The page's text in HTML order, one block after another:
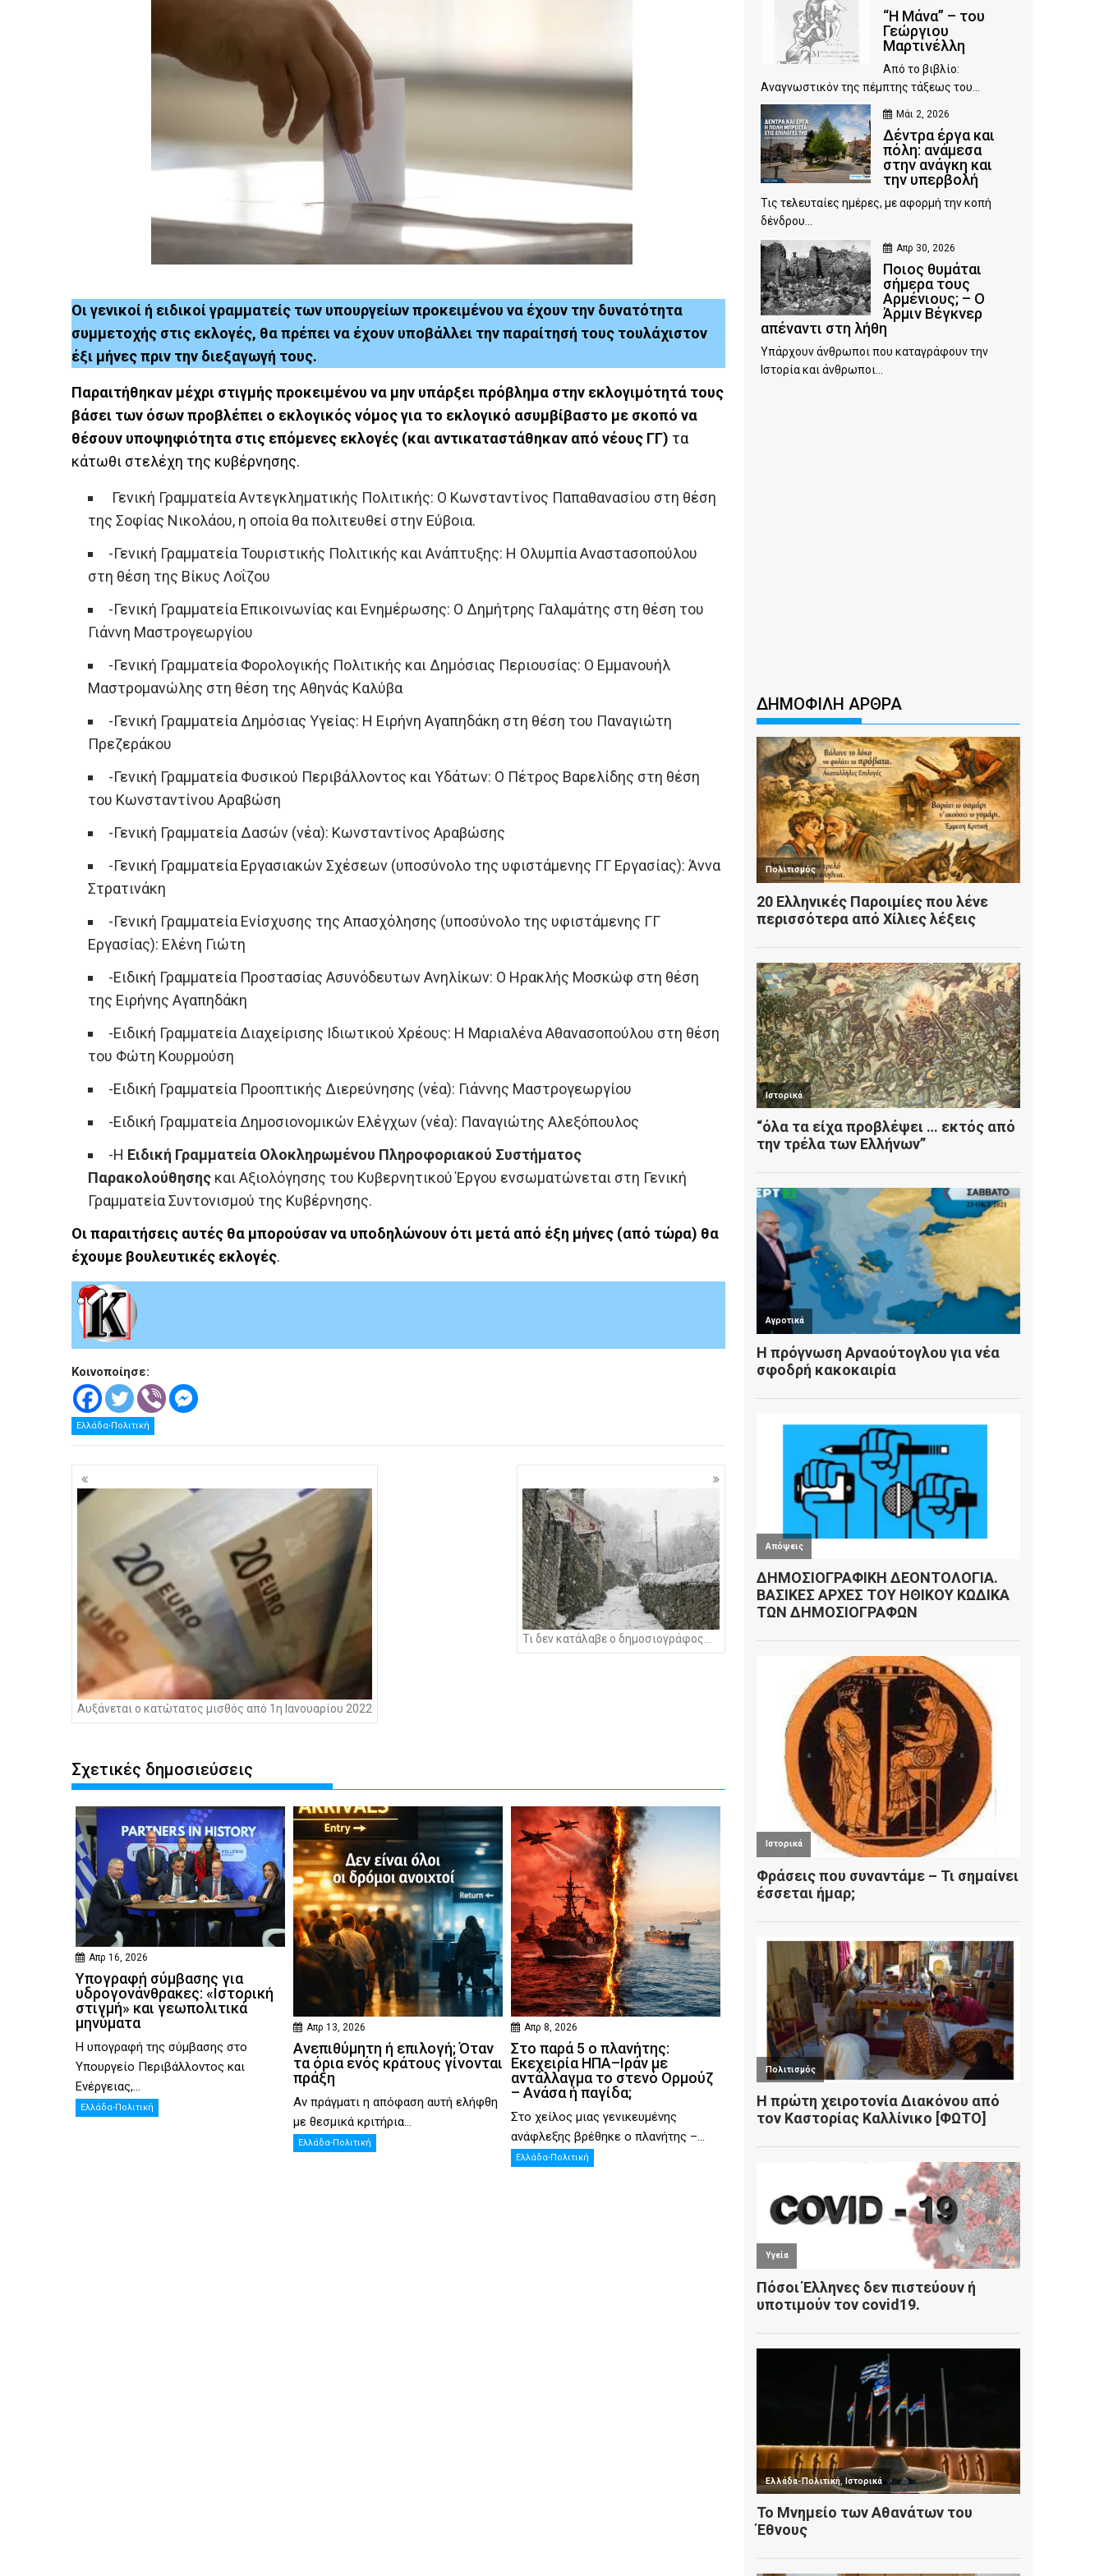
Οι γενικοί ή ειδικοί γραμματείς των υπουργείων προκειμένου να έχουν την δυνατότητα
συμμετοχής στις εκλογές, θα πρέπει να έχουν υποβάλλει την παραίτησή τους τουλάχιστον
έξι μήνες πριν την διεξαγωγή τους.
Παραιτήθηκαν μέχρι στιγμής προκειμένου να μην υπάρξει πρόβλημα στην εκλογιμότητά τους
βάσει των όσων προβλέπει ο εκλογικός νόμος για το εκλογικό ασυμβίβαστο με σκοπό να
θέσουν υποψηφιότητα στις επόμενες εκλογές (και αντικαταστάθηκαν από νέους ΓΓ) τα
κάτωθι στελέχη της κυβέρνησης.
Γενική Γραμματεία Αντεγκληματικής Πολιτικής: Ο Κωνσταντίνος Παπαθανασίου στη θέση
της Σοφίας Νικολάου, η οποία θα πολιτευθεί στην Εύβοια.
-Γενική Γραμματεία Τουριστικής Πολιτικής και Ανάπτυξης: Η Ολυμπία Αναστασοπούλου
στη θέση της Βίκυς Λοΐζου
-Γενική Γραμματεία Επικοινωνίας και Ενημέρωσης: Ο Δημήτρης Γαλαμάτης στη θέση του
Γιάννη Μαστρογεωργίου
-Γενική Γραμματεία Φορολογικής Πολιτικής και Δημόσιας Περιουσίας: Ο Εμμανουήλ
Μαστρομανώλης στη θέση της Αθηνάς Καλύβα
-Γενική Γραμματεία Δημόσιας Υγείας: Η Ειρήνη Αγαπηδάκη στη θέση του Παναγιώτη
Πρεζεράκου
-Γενική Γραμματεία Φυσικού Περιβάλλοντος και Υδάτων: Ο Πέτρος Βαρελίδης στη θέση
του Κωνσταντίνου Αραβώση
-Γενική Γραμματεία Δασών (νέα): Κωνσταντίνος Αραβώσης
-Γενική Γραμματεία Εργασιακών Σχέσεων (υποσύνολο της υφιστάμενης ΓΓ Εργασίας): Άννα
Στρατινάκη
-Γενική Γραμματεία Ενίσχυσης της Απασχόλησης (υποσύνολο της υφιστάμενης ΓΓ
Εργασίας): Ελένη Γιώτη
-Ειδική Γραμματεία Προστασίας Ασυνόδευτων Ανηλίκων: Ο Ηρακλής Μοσκώφ στη θέση
της Ειρήνης Αγαπηδάκη
-Ειδική Γραμματεία Διαχείρισης Ιδιωτικού Χρέους: Η Μαριαλένα Αθανασοπούλου στη θέση
του Φώτη Κουρμούση
-Ειδική Γραμματεία Προοπτικής Διερεύνησης (νέα): Γιάννης Μαστρογεωργίου
-Ειδική Γραμματεία Δημοσιονομικών Ελέγχων (νέα): Παναγιώτης Αλεξόπουλος
-Η Ειδική Γραμματεία Ολοκληρωμένου Πληροφοριακού Συστήματος
Παρακολούθησης και Αξιολόγησης του Κυβερνητικού Έργου ενσωματώνεται στη Γενική
Γραμματεία Συντονισμού της Κυβέρνησης.
Οι παραιτήσεις αυτές θα μπορούσαν να υποδηλώνουν ότι μετά από έξη μήνες (από τώρα) θα
έχουμε βουλευτικές εκλογές.
Κοινοποίησε:
Ελλάδα-Πολιτική
Πλοήγηση
άρθρων
Αυξάνεται ο κατώτατος μισθός από 1η Ιανουαρίου 2022
Τι δεν κατάλαβε ο δημοσιογράφος…
Σχετικές δημοσιεύσεις
Απρ 16, 2026
Υπογραφή σύμβασης για
υδρογονάνθρακες: «Ιστορική
στιγμή» και γεωπολιτικά
μηνύματα
Η υπογραφή της σύμβασης στο
Υπουργείο Περιβάλλοντος και
Ενέργειας,...
Ελλάδα-Πολιτική
Απρ 13, 2026
Ανεπιθύμητη ή επιλογή; Όταν
τα όρια ενός κράτους γίνονται
πράξη
Αν πράγματι η απόφαση αυτή ελήφθη
με θεσμικά κριτήρια...
Ελλάδα-Πολιτική
Απρ 8, 2026
Στο παρά 5 ο πλανήτης:
Εκεχειρία ΗΠΑ–Ιράν με
αντάλλαγμα το στενό Ορμούζ
– Ανάσα ή παγίδα;
Στο χείλος μιας γενικευμένης
ανάφλεξης βρέθηκε ο πλανήτης –...
Ελλάδα-Πολιτική
“Η Μάνα” – του
Γεώργιου
Μαρτινέλλη
Από το βιβλίο:
Αναγνωστικόν της πέμπτης τάξεως του...
Μάι 2, 2026
Δέντρα έργα και
πόλη: ανάμεσα
στην ανάγκη και
την υπερβολή
Τις τελευταίες ημέρες, με αφορμή την κοπή
δένδρου...
Απρ 30, 2026
Ποιος θυμάται
σήμερα τους
Αρμένιους; – Ο
Άρμιν Βέγκνερ
απέναντι στη λήθη
Υπάρχουν άνθρωποι που καταγράφουν την
Ιστορία και άνθρωποι...
ΔΗΜΟΦΙΛΗ ΑΡΘΡΑ